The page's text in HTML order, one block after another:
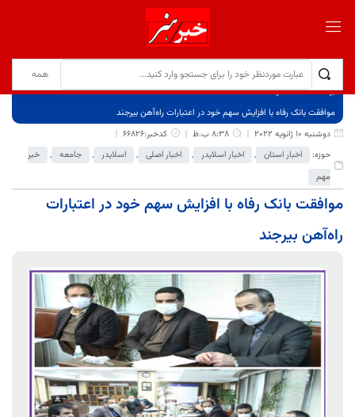
برگ نخست
نوشته‌ها
موافقت بانک رفاه با افزایش سهم خود در اعتبارات راه‌آهن بیرجند
دوشنبه 10 ژانویه 2022
8:38 ب.ظ
کدخبر:66826
حوزه:
اخبار استان , اخبار اسلایدر , اخبار اصلی , اسلایدر , جامعه ,
خبر
مهم
موافقت بانک رفاه با افزایش سهم خود در اعتبارات
راه‌آهن بیرجند